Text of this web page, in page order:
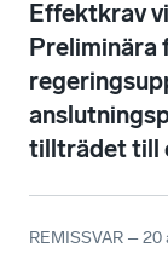
Effektkrav
Preliminära
tillträdet till
REMISSVAR – 20